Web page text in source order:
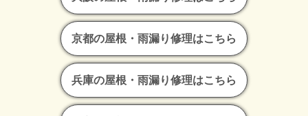
京都の屋根・雨漏り修理はこちら
兵庫の屋根・雨漏り修理はこちら